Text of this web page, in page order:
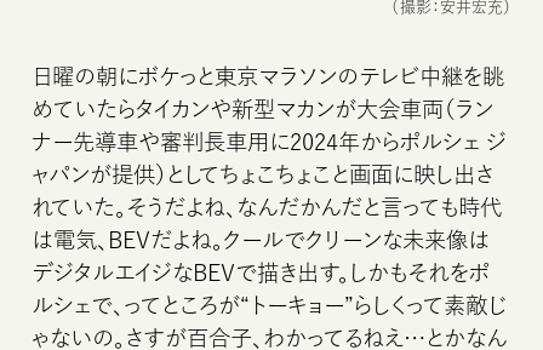
（撮影：安井宏充）
日曜の朝にボケっと東京マラソンのテレビ中継を眺
めていたらタイカンや新型マカンが大会車両（ラン
ナー先導車や審判長車用に2024年からポルシェ ジ
ャパンが提供）としてちょこちょこと画面に映し出さ
れていた。そうだよね、なんだかんだと言っても時代
は電気、BEVだよね。クールでクリーンな未来像は
デジタルエイジなBEVで描き出す。しかもそれをポ
ルシェで、ってところが“トーキョー”らしくって素敵じ
ゃないの。さすが百合子、わかってるねえ…とかなん